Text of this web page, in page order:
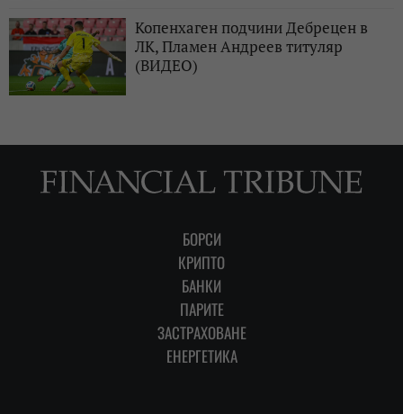
Копенхаген подчини Дебрецен в
ЛК, Пламен Андреев титуляр
(ВИДЕО)
БОРСИ
КРИПТО
БАНКИ
ПАРИТЕ
ЗАСТРАХОВАНЕ
ЕНЕРГЕТИКА